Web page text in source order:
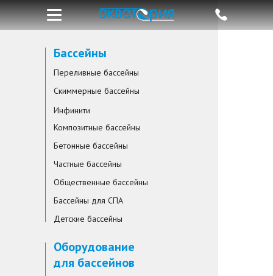
Бассейны
Переливные бассейны
Скиммерные бассейны
Инфинити
Композитные бассейны
Бетонные бассейны
Частные бассейны
Общественные бассейны
Бассейны для СПА
Детские бассейны
Оборудование
для бассейнов